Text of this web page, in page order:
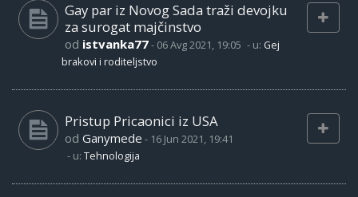
Gay par iz Novog Sada traži devojku
za surogat majčinstvo
od istvanka77- 06 Avg 2021, 19:05 - u: Gej
brakovi i roditeljstvo
Pristup Pricaonici iz USA
od Ganymede - 16 Jun 2021, 19:41
- u: Tehnologija